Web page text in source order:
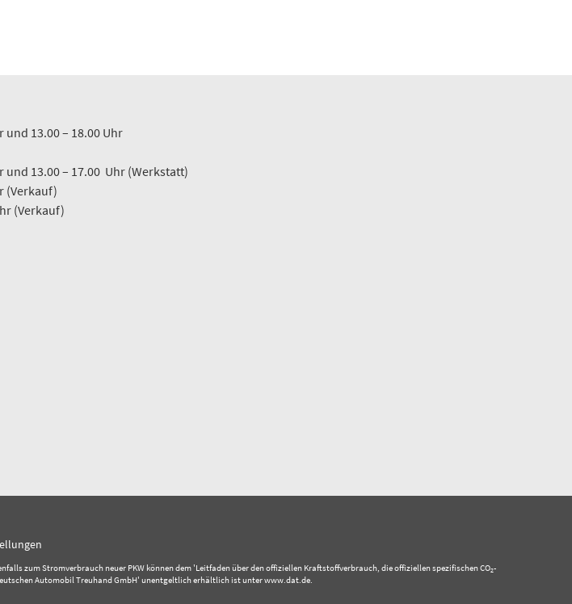
und 13.00 – 18.00 Uhr
und 13.00 – 17.00 Uhr (Werkstatt)
(Verkauf)
(Verkauf)
zum Stromverbrauch neuer PKW können dem 'Leitfaden über den offiziellen Kraftstoffverbrauch, die offiziellen spezifischen CO2-
Automobil Treuhand GmbH' unentgeltlich erhältlich ist unter www.dat.de.